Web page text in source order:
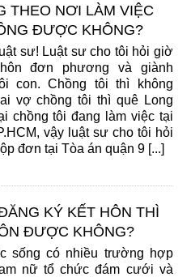
THEO NƠI LÀM VIỆC
ĐƯỢC KHÔNG?
sư! Luật sư cho tôi hỏi giờ
đơn phương và giành
con. Chồng tôi thì không
vợ chồng tôi thì quê Long
chồng tôi đang làm việc tại
vậy luật sư cho tôi hỏi
đơn tại Tòa án quận 9 [...]
KÝ KẾT HÔN THÌ
ĐƯỢC KHÔNG?
sống có nhiều trường hợp
nữ tổ chức đám cưới và